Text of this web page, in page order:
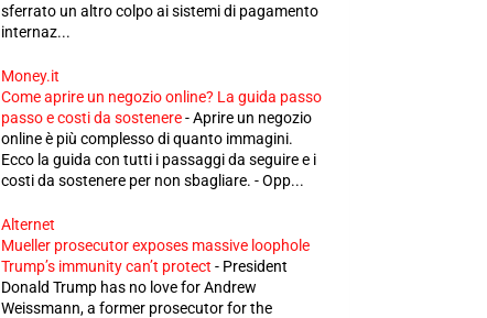
sferrato un altro colpo ai sistemi di pagamento
internaz...
Money.it
Come aprire un negozio online? La guida passo
passo e costi da sostenere-Aprire un negozio
online è più complesso di quanto immagini.
Ecco la guida con tutti i passaggi da seguire e i
costi da sostenere per non sbagliare. - Opp...
Alternet
Mueller prosecutor exposes massive loophole
Trump’s immunity can’t protect - President
Donald Trump has no love for Andrew
Weissmann, a former prosecutor for the